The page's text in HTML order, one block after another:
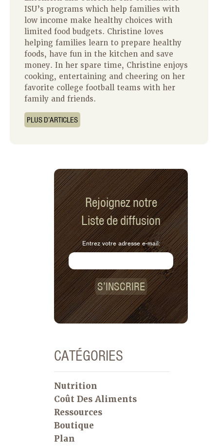
ISU’s programs which help families with
low income make healthy choices with
limited food budgets. Christine loves
helping families learn to prepare healthy
foods, have fun in the kitchen and save
money. In her spare time, Christine enjoys
cooking, entertaining and cheering on her
favorite college football teams with her
family and friends.
PLUS D’ARTICLES
Rejoignez notre
Liste de diffusion
Entrez votre adresse e-mail:
S’INSCRIRE
CATÉGORIES
Nutrition
Coût Des Aliments
Ressources
Boutique
Plan